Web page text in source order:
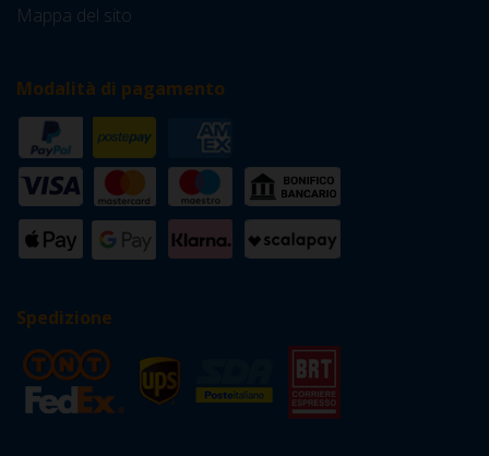
Mappa del sito
Modalità di pagamento
Spedizione